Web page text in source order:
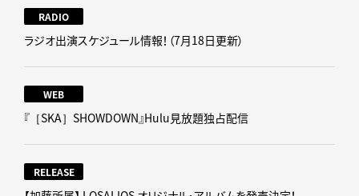
RADIO
ラジオ出演スケジュール情報！（7月18日更新）
WEB
『［SKA］SHOWDOWN』Hulu見放題独占配信
RELEASE